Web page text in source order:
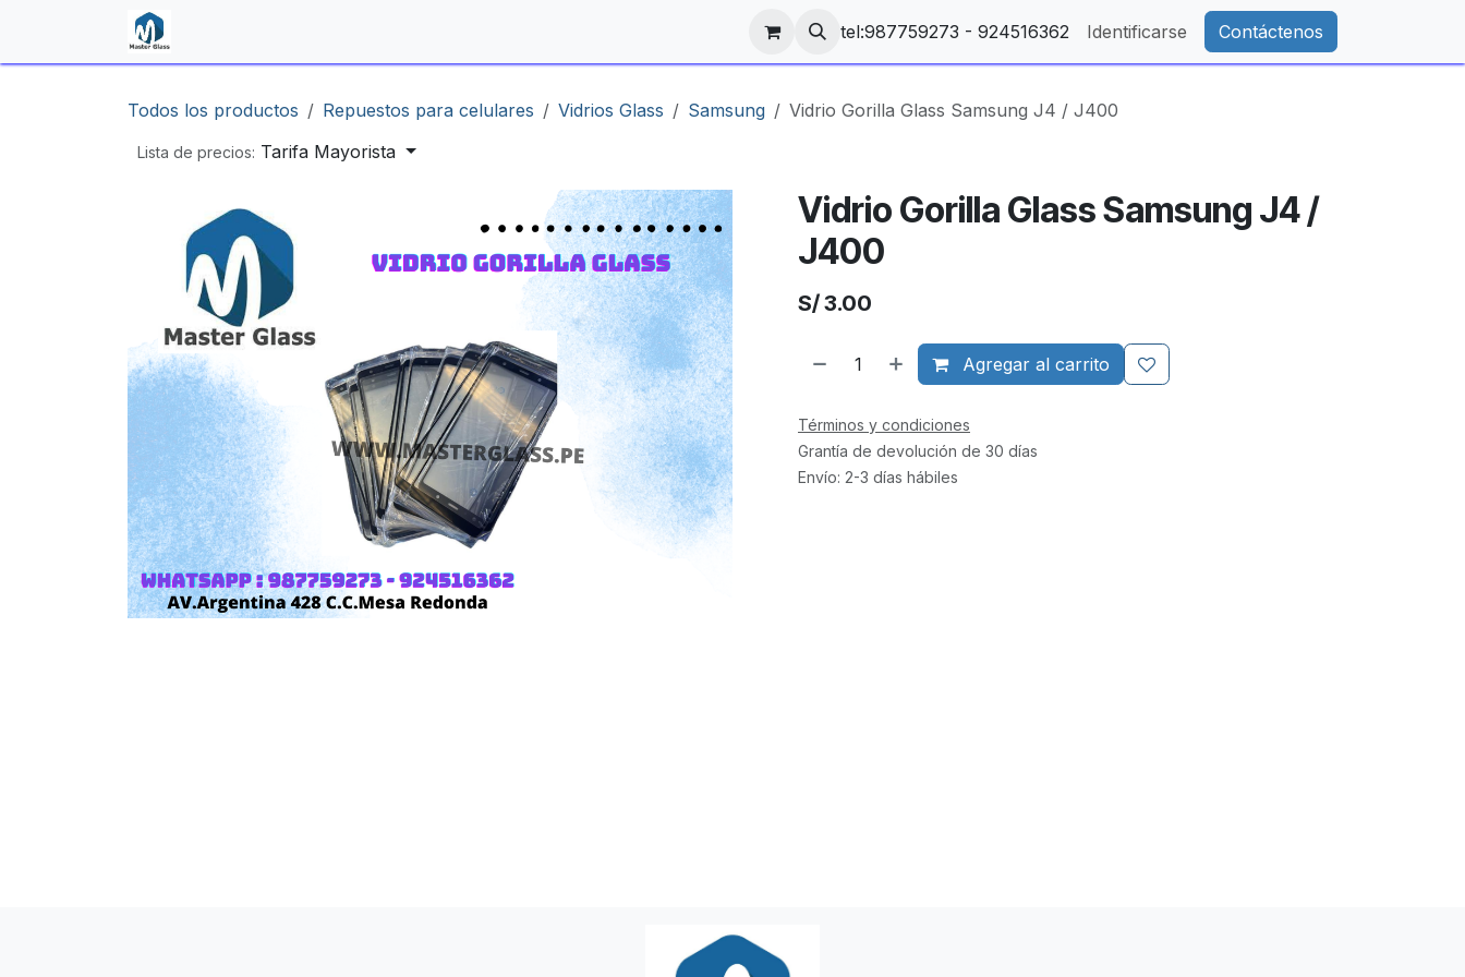
tel:987759273 - 924516362 Identificarse Contáctenos
Todos los productos Repuestos para celulares Vidrios Glass Samsung Vidrio Gorilla Glass Samsung J4 / J400
Lista de precios: Tarifa Mayorista
Vidrio Gorilla Glass Samsung J4 /
J400
S/3.00
Agregar al carrito
Términos y condiciones
Grantía de devolución de 30 días
Envío: 2-3 días hábiles